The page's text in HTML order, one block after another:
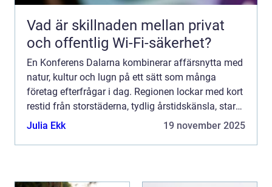
Vad är skillnaden mellan privat
och offentlig Wi-Fi-säkerhet?
En Konferens Dalarna kombinerar affärsnytta med
natur, kultur och lugn på ett sätt som många
företag efterfrågar i dag. Regionen lockar med kort
restid från storstäderna, tydlig årstidskänsla, stark
lokal matkultur och en miljö som gör det lättare
Julia Ekk 19 november 2025